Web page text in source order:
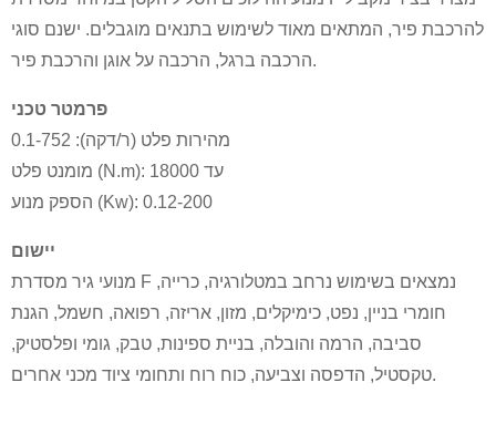
להרכבת פיר, המתאים מאוד לשימוש בתנאים מוגבלים. ישנם סוגי
הרכבה ברגל, הרכבה על אוגן והרכבת פיר.
פרמטר טכני
מהירות פלט (ר/דקה): 0.1-752
מומנט פלט (N.m): עד 18000
הספק מנוע (Kw): 0.12-200
יישום
מנועי גיר מסדרת F נמצאים בשימוש נרחב במטלורגיה, כרייה,
חומרי בניין, נפט, כימיקלים, מזון, אריזה, רפואה, חשמל, הגנת
סביבה, הרמה והובלה, בניית ספינות, טבק, גומי ופלסטיק,
טקסטיל, הדפסה וצביעה, כוח רוח ותחומי ציוד מכני אחרים.